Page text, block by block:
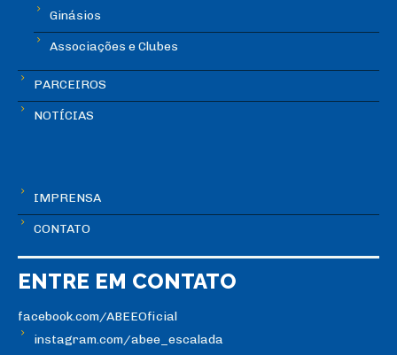
Ginásios
Associações e Clubes
PARCEIROS
NOTÍCIAS
IMPRENSA
CONTATO
ENTRE EM CONTATO
facebook.com/ABEEOficial
instagram.com/abee_escalada